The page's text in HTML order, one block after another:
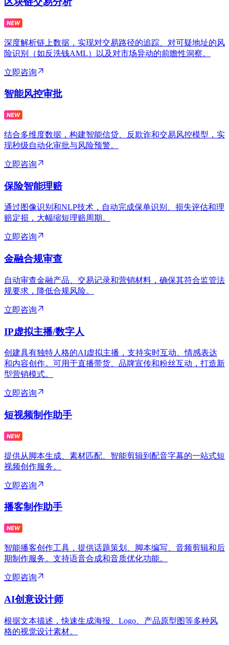
深度解析链上数据，实现对交易路径的追踪、对可疑地址的风
险识别（如反洗钱AML）以及对市场异动的前瞻性洞察。
立即咨询
智能风控审批
结合多维度数据，构建智能信贷、反欺诈和交易风控模型，实
现秒级自动化审批与风险预警。
立即咨询
保险智能理赔
通过图像识别和NLP技术，自动完成保单识别、损失评估和理
赔定损，大幅缩短理赔周期。
立即咨询
金融合规审查
自动审查金融产品、交易记录和营销材料，确保其符合监管法
规要求，降低合规风险。
立即咨询
IP虚拟主播/数字人
创建具有独特人格的AI虚拟主播，支持实时互动、情感表达
和内容创作。可用于直播带货、品牌宣传和粉丝互动，打造新
型营销模式。
立即咨询
短视频制作助手
提供从脚本生成、素材匹配、智能剪辑到配音字幕的一站式短
视频创作服务。
立即咨询
播客制作助手
智能播客创作工具，提供话题策划、脚本编写、音频剪辑和后
期制作服务。支持语音合成和音质优化功能。
立即咨询
AI创意设计师
根据文本描述，快速生成海报、Logo、产品原型图等多种风
格的视觉设计素材。